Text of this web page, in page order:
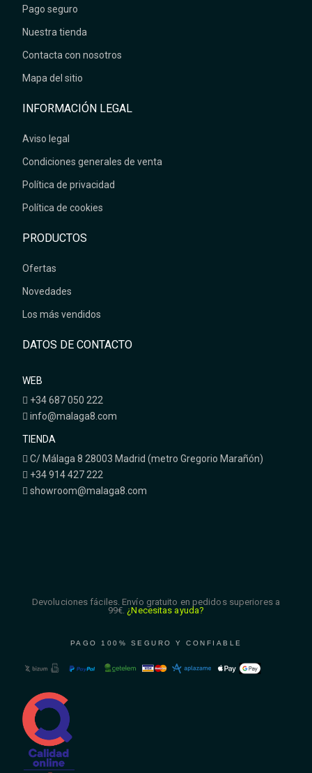
Pago seguro
Nuestra tienda
Contacta con nosotros
Mapa del sitio
INFORMACIÓN LEGAL
Aviso legal
Condiciones generales de venta
Política de privacidad
Política de cookies
PRODUCTOS
Ofertas
Novedades
Los más vendidos
DATOS DE CONTACTO
WEB
+34 687 050 222
info@malaga8.com
TIENDA
C/ Málaga 8 28003 Madrid (metro Gregorio Marañón)
+34 914 427 222
showroom@malaga8.com
Devoluciones fáciles. Envío gratuito en pedidos superiores a
99€. ¿Necesitas ayuda?
PAGO 100% SEGURO Y CONFIABLE